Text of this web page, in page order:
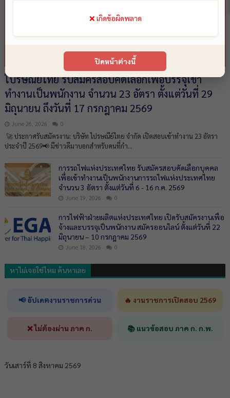
ไปรษณีย์ไทย รับสมัครสอบคัดเลือกเพื่อบรรจุเข้า
ทำงานเป็นพนักงาน จำนวน 23 อัตรา ตั้งแต่วันที่ 29
มิถุนายน ถึงวันที่ 17 กรกฎาคม 2569
June 26, 2026 0
🚀 ประกาศรับสมัครงาน: บริษัท ไปรษณีย์ไทย จำกัด เปิดสอบเข้าทำงาน 23 อัตรา
ประจำปี 2569📢 มีข่าวดีมาบอกสำหรับคนที่กำ...
การรถไฟแห่งประเทศไทย รับสมัครสอบคัดเลือกบุคคล
เพื่อเข้าทำงานเป็นพนักงานการรถไฟแห่งประเทศไทย
จำนวน 3 อัตรา ตั้งแต่วันที่ 6 - 16 ก.ค. 2569
June 19, 2026 0
การไฟฟ้าฝ่ายผลิตแห่งประเทศไทย เปิดรับสมัครงานเพื่อ
จ้างและบรรจุเป็นพนักงาน สมัครออนไลน์ ตั้งแต่วันที่ 22
มิถุนายน – 10 กรกฎาคม 2569
June 18, 2026 0
หาไม่เจอใช่ไหม ค้นหาเลย
📢 อัปเดตงานราชการด่วน 🔥 งานราชการเปิดสอบ 2569
❌ ไม่ต้องผ่าน ภาค ก. 📚 แนวข้อสอบ ภาค ก. ก.พ.
วันเสาร์ที่ 8 สิงหาคม 2569
❌ เกิดข้อผิดพลาด
ปิดหน้าต่างนี้